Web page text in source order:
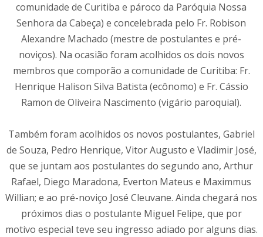
comunidade de Curitiba e pároco da Paróquia Nossa
Senhora da Cabeça) e concelebrada pelo Fr. Robison
Alexandre Machado (mestre de postulantes e pré-
noviços). Na ocasião foram acolhidos os dois novos
membros que comporão a comunidade de Curitiba: Fr.
Henrique Halison Silva Batista (ecônomo) e Fr. Cássio
Ramon de Oliveira Nascimento (vigário paroquial).
Também foram acolhidos os novos postulantes, Gabriel
de Souza, Pedro Henrique, Vitor Augusto e Vladimir José,
que se juntam aos postulantes do segundo ano, Arthur
Rafael, Diego Maradona, Everton Mateus e Maximmus
Willian; e ao pré-noviço José Cleuvane. Ainda chegará nos
próximos dias o postulante Miguel Felipe, que por
motivo especial teve seu ingresso adiado por alguns dias.